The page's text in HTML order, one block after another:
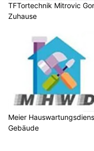
TFTortechnik Mitrovic
Zuhause
Meier
Gebäude